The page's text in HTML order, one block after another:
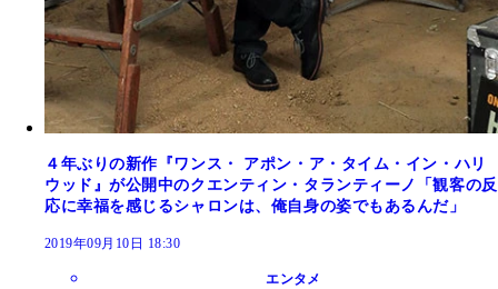
４年ぶりの新作『ワンス・ アポン・ア・タイム・イン・ハリ
ウッド』が公開中のクエンティン・タランティーノ「観客の反
応に幸福を感じるシャロンは、俺自身の姿でもあるんだ」
2019年09月10日 18:30
エンタメ